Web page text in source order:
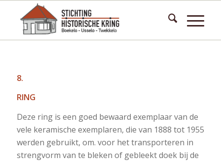
8.
RING
Deze ring is een goed bewaard exemplaar van de
vele keramische exemplaren, die van 1888 tot 1955
werden gebruikt, om. voor het transporteren in
strengvorm van te bleken of gebleekt doek bij de